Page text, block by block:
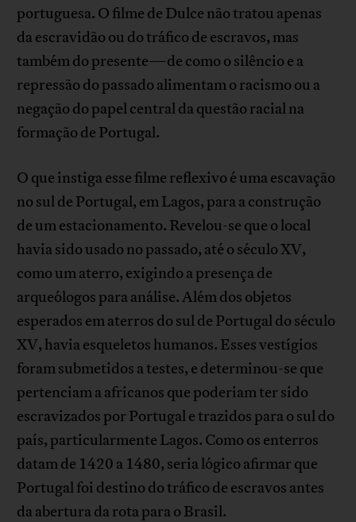
portuguesa. O filme de Dulce não tratou apenas
da escravidão ou do tráfico de escravos, mas
também do presente—de como o silêncio e a
repressão do passado alimentam o racismo ou a
negação do papel central da questão racial na
formação de Portugal.
O que instiga esse filme reflexivo é uma escavação
no sul de Portugal, em Lagos, para a construção
de um estacionamento. Revelou-se que o local
havia sido usado no passado, até o século XV,
como um aterro, exigindo a presença de
arqueólogos para análise. Além dos objetos
esperados em aterros do sul de Portugal do século
XV, havia esqueletos humanos. Esses vestígios
foram submetidos a testes, e determinou-se que
pertenciam a africanos que poderiam ter sido
escravizados por Portugal e trazidos para o sul do
país, particularmente Lagos. Como os enterros
datam de 1420 a 1480, seria lógico afirmar que
Portugal foi destino do tráfico de escravos antes
da abertura da rota para o Brasil.